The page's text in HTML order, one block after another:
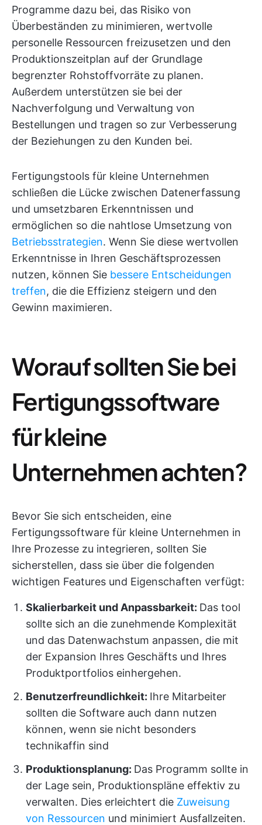
Programme dazu bei, das Risiko von
Überbeständen zu minimieren, wertvolle
personelle Ressourcen freizusetzen und den
Produktionszeitplan auf der Grundlage
begrenzter Rohstoffvorräte zu planen.
Außerdem unterstützen sie bei der
Nachverfolgung und Verwaltung von
Bestellungen und tragen so zur Verbesserung
der Beziehungen zu den Kunden bei.
Fertigungstools für kleine Unternehmen
schließen die Lücke zwischen Datenerfassung
und umsetzbaren Erkenntnissen und
ermöglichen so die nahtlose Umsetzung von
Betriebsstrategien. Wenn Sie diese wertvollen
Erkenntnisse in Ihren Geschäftsprozessen
nutzen, können Sie bessere Entscheidungen
treffen, die die Effizienz steigern und den
Gewinn maximieren.
Worauf sollten Sie bei
Fertigungssoftware
für kleine
Unternehmen achten?
Bevor Sie sich entscheiden, eine
Fertigungssoftware für kleine Unternehmen in
Ihre Prozesse zu integrieren, sollten Sie
sicherstellen, dass sie über die folgenden
wichtigen Features und Eigenschaften verfügt:
Skalierbarkeit und Anpassbarkeit: Das tool
sollte sich an die zunehmende Komplexität
und das Datenwachstum anpassen, die mit
der Expansion Ihres Geschäfts und Ihres
Produktportfolios einhergehen.
Benutzerfreundlichkeit: Ihre Mitarbeiter
sollten die Software auch dann nutzen
können, wenn sie nicht besonders
technikaffin sind
Produktionsplanung: Das Programm sollte in
der Lage sein, Produktionspläne effektiv zu
verwalten. Dies erleichtert die Zuweisung
von Ressourcen und minimiert Ausfallzeiten.